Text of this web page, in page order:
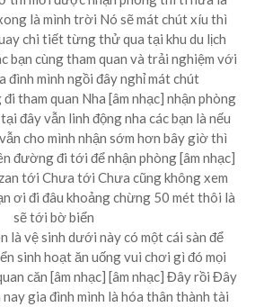
là mình trời Nó sẽ mát chút xíu thì
chi tiết từng thử qua tại khu du lịch
bạn cùng tham quan và trải nghiệm với
đình mình ngồi đây nghỉ mát chút
tham quan Nha [âm nhạc] nhận phòng
đây vẫn linh động nha các bạn là nếu
cho mình nhận sớm hơn bây giờ thì
đường đi tới để nhận phòng [âm nhạc]
tới Chưa tới Chưa cũng không xem
ơi đi đâu khoảng chừng 50 mét thôi là
sẽ tới bờ biển
là vệ sinh dưới này có một cái sàn để
sinh hoạt ăn uống vui chơi gì đó mọi
căn [âm nhạc] [âm nhạc] Đây rồi Đây
gia đình mình là hóa thân thành tài